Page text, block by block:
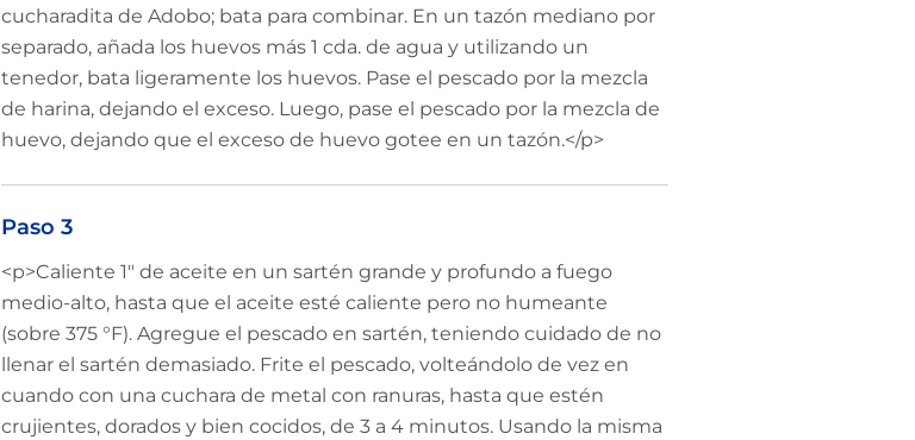
cucharadita de Adobo; bata para combinar. En un tazón mediano por
separado, añada los huevos más 1 cda. de agua y utilizando un
tenedor, bata ligeramente los huevos. Pase el pescado por la mezcla
de harina, dejando el exceso. Luego, pase el pescado por la mezcla de
huevo, dejando que el exceso de huevo gotee en un tazón.</p>
Paso 3
<p>Caliente 1″ de aceite en un sartén grande y profundo a fuego
medio-alto, hasta que el aceite esté caliente pero no humeante
(sobre 375 °F). Agregue el pescado en sartén, teniendo cuidado de no
llenar el sartén demasiado. Frite el pescado, volteándolo de vez en
cuando con una cuchara de metal con ranuras, hasta que estén
crujientes, dorados y bien cocidos, de 3 a 4 minutos. Usando la misma